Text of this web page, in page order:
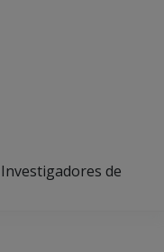
de